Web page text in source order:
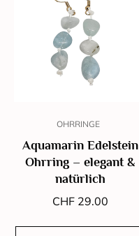
OHRRINGE
Aquamarin Edelstein
Ohrring – elegant &
natürlich
CHF29.00